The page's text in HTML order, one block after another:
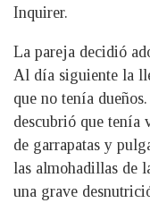
Inquirer.
La pareja decidió
Al día siguiente la
que no tenía
descubrió que tenía
de garrapatas y
las almohadillas de
una grave